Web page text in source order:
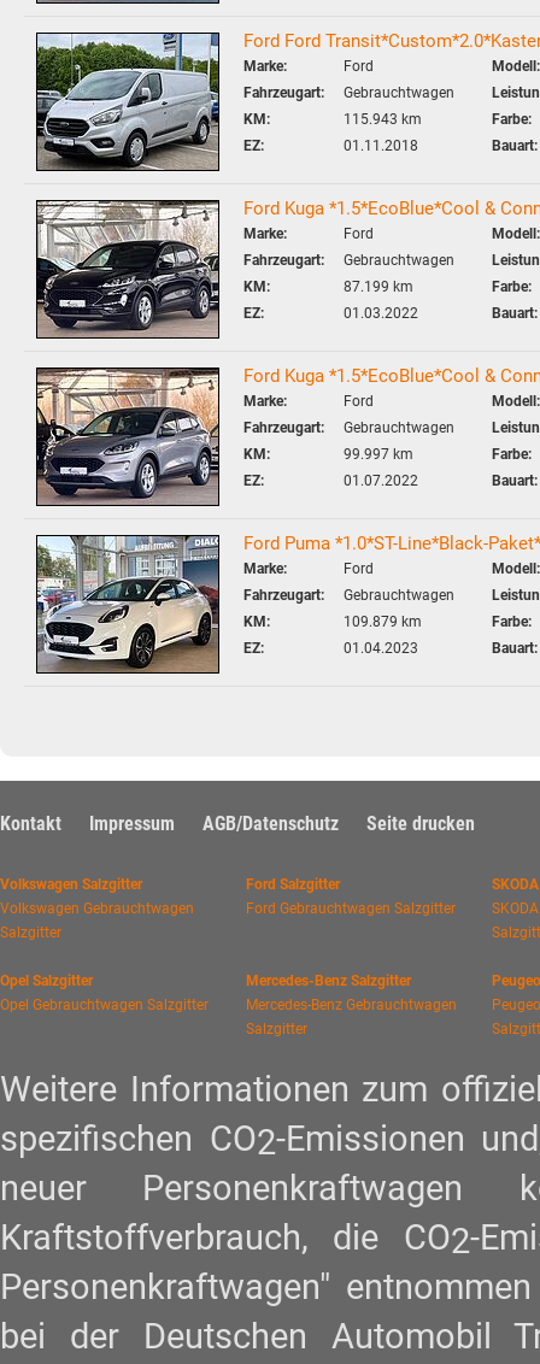
Ford Ford
Marke:
Ford
Fahrzeugart:
Gebrauchtwagen
KM:
115.943 km
EZ:
01.11.2018
Modell:
Farbe:
Bauart:
Ford Kuga *1.5*EcoBlue*Cool &
Marke:
Ford
Fahrzeugart:
Gebrauchtwagen
KM:
87.199 km
EZ:
01.03.2022
Modell:
Farbe:
Bauart:
Ford Kuga *1.5*EcoBlue*Cool &
Marke:
Ford
Fahrzeugart:
Gebrauchtwagen
KM:
99.997 km
EZ:
01.07.2022
Modell:
Farbe:
Bauart:
Ford Puma *1.0*ST-Line*Black-
Marke:
Ford
Fahrzeugart:
Gebrauchtwagen
KM:
109.879 km
EZ:
01.04.2023
Modell:
Farbe:
Bauart:
Kontakt Impressum AGB/Datenschutz Seite drucken
Volkswagen Salzgitter
Volkswagen Gebrauchtwagen
Salzgitter
Ford Salzgitter
Ford Gebrauchtwagen Salzgitter
Opel Salzgitter
Opel Gebrauchtwagen Salzgitter
Mercedes-Benz Salzgitter
Mercedes-Benz Gebrauchtwagen
Salzgitter
Weitere Informationen zum
spezifischen CO2-Emissionen
neuer
Kraftstoffverbrauch, die CO2-
Personenkraftwagen"
bei der Deutschen Automobil